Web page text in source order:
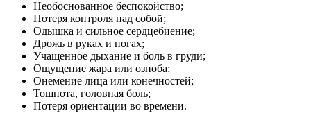
Необоснованное беспокойство;
Потеря контроля над собой;
Одышка и сильное сердцебиение;
Дрожь в руках и ногах;
Учащенное дыхание и боль в груди;
Ощущение жара или озноба;
Онемение лица или конечностей;
Тошнота, головная боль;
Потеря ориентации во времени.